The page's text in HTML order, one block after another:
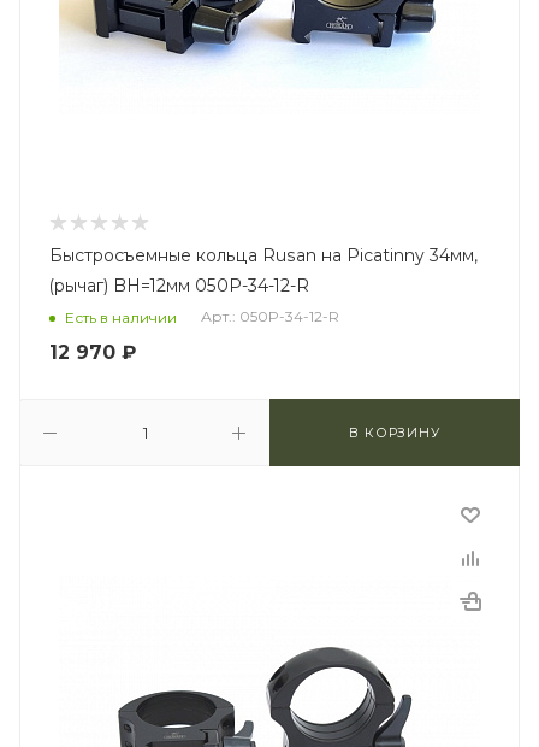
Быстросъемные кольца Rusan на Picatinny 34мм,
(рычаг) BH=12мм 050P-34-12-R
Есть в наличии Арт.: 050P-34-12-R
12 970 ₽
В КОРЗИНУ